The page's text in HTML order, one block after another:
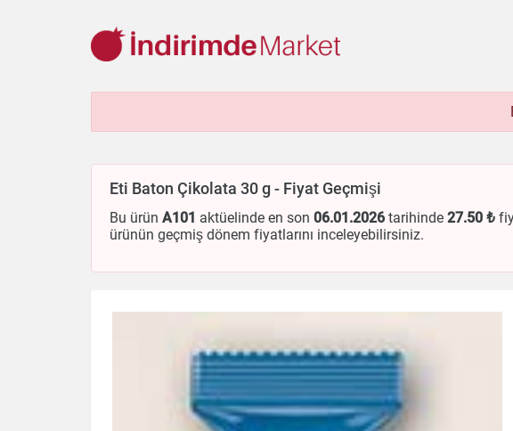
Cep Telefonu
Çikolata & Bisküvi & Kuruyemiş Dondurma Dondurulmuş
Ev & Dekorasyon
Evcil Hayvan Gezi & Seyahat Giyim
Kırtasiye
Kişisel Bakım Kitap & Dergi Konserve Küçük Ev Aletleri Meyve
Otomobil
Oyuncak Sağlık Süt Ürünleri & Kahvaltılık Temizlik
Eti Baton Çikolata 30 g - Fiyat Geçmişi
Bu ürün A101 aktüelinde en son 06.01.2026 tarihinde 27.50 ₺
ürünün geçmiş dönem fiyatlarını inceleyebilirsiniz.